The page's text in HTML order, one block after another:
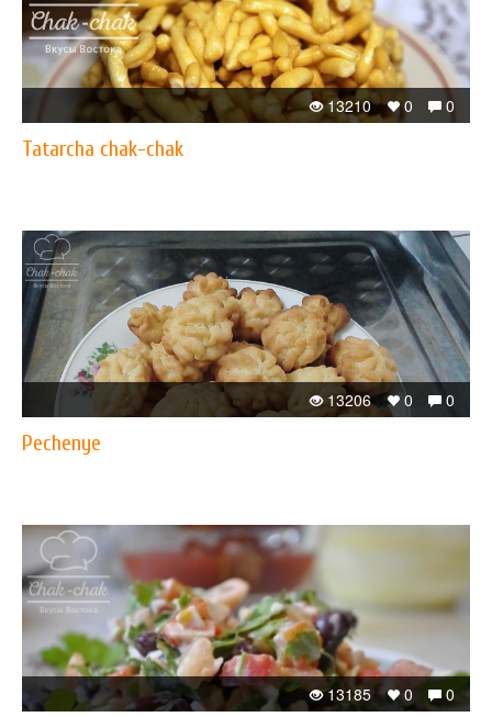
0
0
13210
Tatarcha chak-chak
0
0
13206
Pechenye
0
0
13185